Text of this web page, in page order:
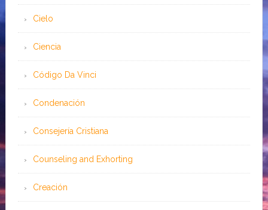
Cielo
Ciencia
Código Da Vinci
Condenación
Consejería Cristiana
Counseling and Exhorting
Creación